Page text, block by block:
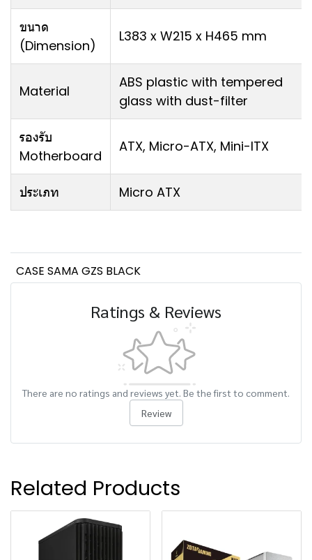
ขนาด
(Dimension)
L383 x W215 x H465 mm
Material
ABS plastic with tempered
glass with dust-filter
รองรับ
Motherboard
ATX, Micro-ATX, Mini-ITX
ประเภท Micro ATX
CASE SAMA GZS BLACK
Ratings & Reviews
There are no ratings and reviews yet. Be the first to comment.
Review
Related Products